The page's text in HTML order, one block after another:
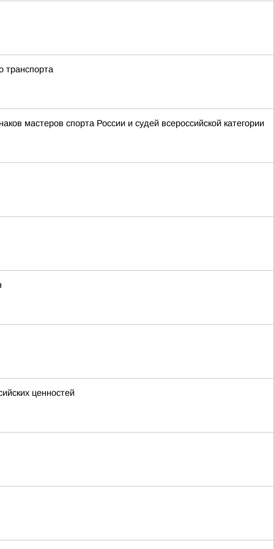
транспорта
мастеров спорта России и судей всероссийской категории
ценностей